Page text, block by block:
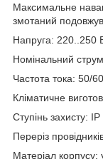
Максимальне
змотаний
Напруга: 220..250
Номінальний
Частота тока: 50/
Кліматичне
Ступінь захисту:
Переріз
Матеріал корпусу: